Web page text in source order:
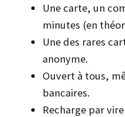
Une carte, un
minutes (en
Une des rares
anonyme.
Ouvert à tous,
bancaires.
Recharge par